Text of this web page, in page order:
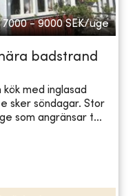
7000 - 9000 SEK/uge
badstrand
med inglasad
sker söndagar. Stor
som angränsar t...